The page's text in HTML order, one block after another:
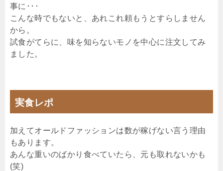
事に･･･
こんな時でもないと、あれこれ頼もうとすらしません
から。
試食がてらに、味を知らないモノを中心に注文してみ
ました。
実食レポ
加えてオールドファッションは数が稼げない言う理由
もあります。
あんな重いのばかり食べていたら、元も取れないかも
(笑)